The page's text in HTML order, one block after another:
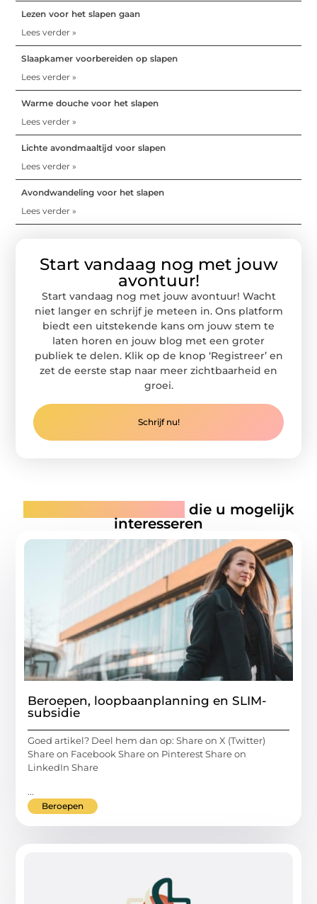
Lezen voor het slapen gaan
Lees verder »
Slaapkamer voorbereiden op slapen
Lees verder »
Warme douche voor het slapen
Lees verder »
Lichte avondmaaltijd voor slapen
Lees verder »
Avondwandeling voor het slapen
Lees verder »
Start vandaag nog met jouw
avontuur!
Start vandaag nog met jouw avontuur! Wacht
niet langer en schrijf je meteen in. Ons platform
biedt een uitstekende kans om jouw stem te
laten horen en jouw blog met een groter
publiek te delen. Klik op de knop ‘Registreer’ en
zet de eerste stap naar meer zichtbaarheid en
groei.
Schrijf nu!
die u mogelijk
interesseren
Beroepen, loopbaanplanning en SLIM-
subsidie
Goed artikel? Deel hem dan op: Share on X (Twitter)
Share on Facebook Share on Pinterest Share on
LinkedIn Share
...
Beroepen